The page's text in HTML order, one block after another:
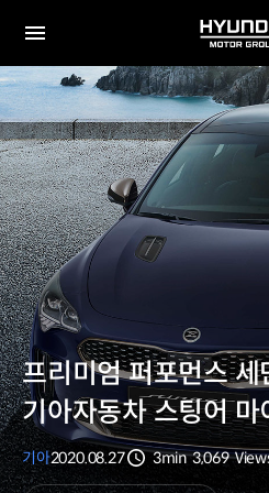
전체
메뉴
HYUNDAI
MOTOR
GROUP
프리미엄 퍼포먼스 세
기아자동차 스팅어 마
기아2020.08.27
3min 3,069